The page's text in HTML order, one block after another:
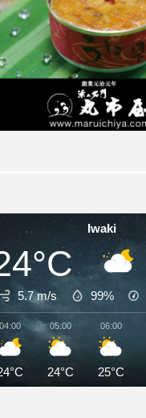
Iwaki
5.7 m/s 99%
04:00 05:00
24°C
06:00
25°C